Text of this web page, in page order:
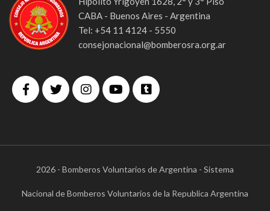
CABA - Buenos Aires - Argentina
Tel: +54 11 4124 - 5550
consejonacional@bomberosra.org.ar
2026 - Bomberos Voluntarios de Argentina - Sistema
Nacional de Bomberos Voluntarios de la Republica Argentina